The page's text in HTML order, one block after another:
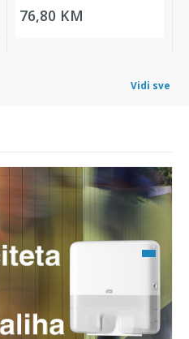
76,80 KM
Vidi sve